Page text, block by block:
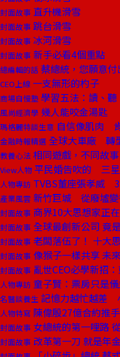
封面故事 直升機滑雪
封面故事 跳台滑雪
封面故事 冰河滑雪
封面故事 新手必看4個重點
總編輯的話 蔡總統，您願意
CEO上線 一支無形的杓子
商場自慢塾 學習五法：讀、
風尚經濟學 幾人能咬金湯匙
瑪格麗特談生意 自信像肌肉
金融時報精選 全球大車廠 轉
教養心法 相同遊戲，不同故事
View人物 平民婚告吹的 三
人物專訪 TVBS董座張孝威
產業風雲 新竹巨城 從廢墟變
封面故事 商界10大思想家正
封面故事 全球最創新公司 竟
封面故事 老闆落伍了！ 十大
封面故事 像猴子一樣共享 未
封面故事 亂世CEO必學新招
人物專訪 童子賢：票房只是
名醫談養生 記憶力越忙越差
人物特寫 陳偉殷27億合約推
封面故事 女總統的第一哩路
封面故事 改革第一刀 就是年